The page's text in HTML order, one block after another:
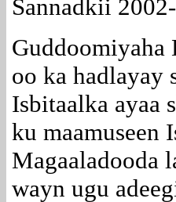
Sannadkii
Guddoomiyaha
oo ka hadlayay
Isbitaalka ayaa
ku maamuseen
Magaaladooda
wayn ugu